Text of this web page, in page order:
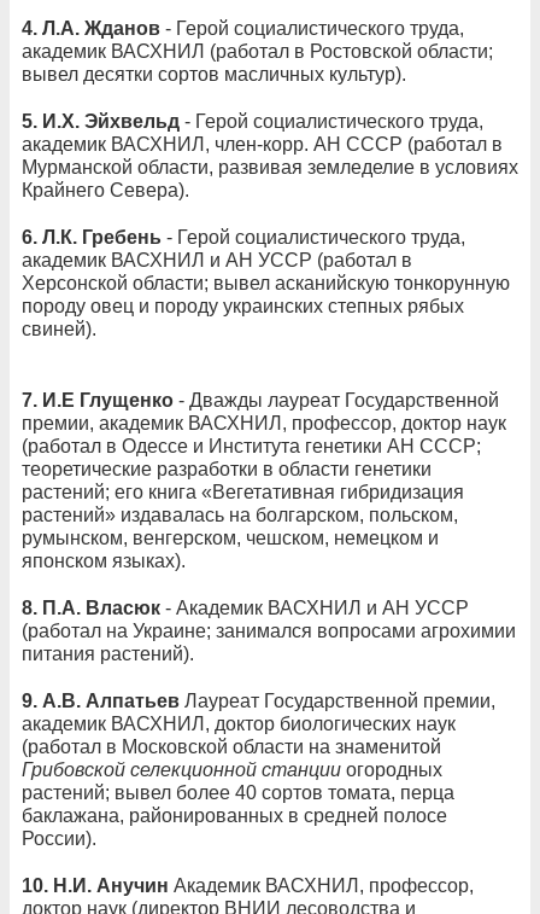
4. Л.А. Жданов - Герой социалистического труда,
академик ВАСХНИЛ (работал в Ростовской области;
вывел десятки сортов масличных культур).
5. И.Х. Эйхвельд - Герой социалистического труда,
академик ВАСХНИЛ, член-корр. АН СССР (работал в
Мурманской области, развивая земледелие в условиях
Крайнего Севера).
6. Л.К. Гребень - Герой социалистического труда,
академик ВАСХНИЛ и АН УССР (работал в
Херсонской области; вывел асканийскую тонкорунную
породу овец и породу украинских степных рябых
свиней).
7. И.Е Глущенко - Дважды лауреат Государственной
премии, академик ВАСХНИЛ, профессор, доктор наук
(работал в Одессе и Института генетики АН СССР;
теоретические разработки в области генетики
растений; его книга «Вегетативная гибридизация
растений» издавалась на болгарском, польском,
румынском, венгерском, чешском, немецком и
японском языках).
8. П.А. Власюк - Академик ВАСХНИЛ и АН УССР
(работал на Украине; занимался вопросами агрохимии
питания растений).
9. А.В. Алпатьев Лауреат Государственной премии,
академик ВАСХНИЛ, доктор биологических наук
(работал в Московской области на знаменитой
Грибовской селекционной станции огородных
растений; вывел более 40 сортов томата, перца
баклажана, районированных в средней полосе
России).
10. Н.И. Анучин Академик ВАСХНИЛ, профессор,
доктор наук (директор ВНИИ лесоводства и